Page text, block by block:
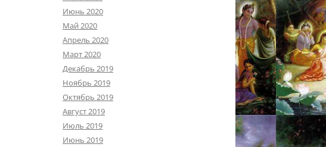
Июнь 2020
Май 2020
Апрель 2020
Март 2020
Декабрь 2019
Ноябрь 2019
Октябрь 2019
Август 2019
Июль 2019
Июнь 2019